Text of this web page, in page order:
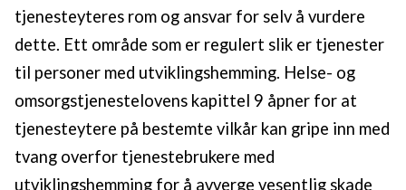
tjenesteyteres rom og ansvar for selv å vurdere
dette. Ett område som er regulert slik er tjenester
til personer med utviklingshemming. Helse- og
omsorgstjenestelovens kapittel 9 åpner for at
tjenesteytere på bestemte vilkår kan gripe inn med
tvang overfor tjenestebrukere med
utviklingshemming for å avverge vesentlig skade